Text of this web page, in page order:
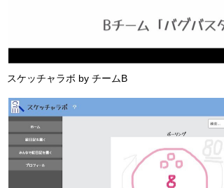
スケッチャラボ by チームB